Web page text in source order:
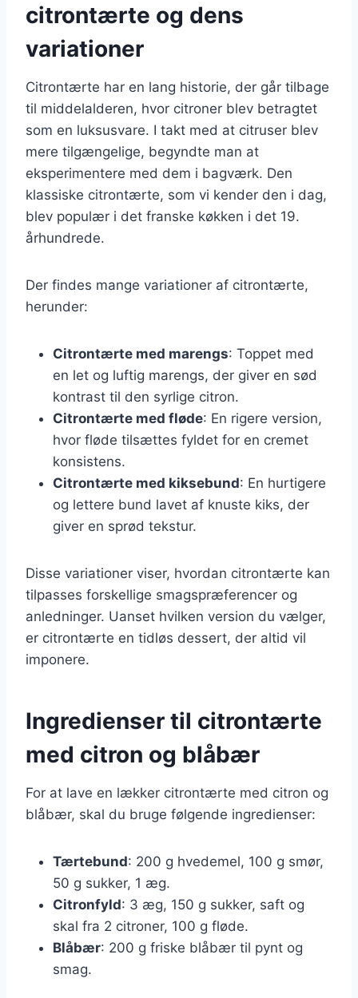
citrontærte og dens
variationer
Citrontærte har en lang historie, der går tilbage
til middelalderen, hvor citroner blev betragtet
som en luksusvare. I takt med at citruser blev
mere tilgængelige, begyndte man at
eksperimentere med dem i bagværk. Den
klassiske citrontærte, som vi kender den i dag,
blev populær i det franske køkken i det 19.
århundrede.
Der findes mange variationer af citrontærte,
herunder:
Citrontærte med marengs: Toppet med
en let og luftig marengs, der giver en sød
kontrast til den syrlige citron.
Citrontærte med fløde: En rigere version,
hvor fløde tilsættes fyldet for en cremet
konsistens.
Citrontærte med kiksebund: En hurtigere
og lettere bund lavet af knuste kiks, der
giver en sprød tekstur.
Disse variationer viser, hvordan citrontærte kan
tilpasses forskellige smagspræferencer og
anledninger. Uanset hvilken version du vælger,
er citrontærte en tidløs dessert, der altid vil
imponere.
Ingredienser til citrontærte
med citron og blåbær
For at lave en lækker citrontærte med citron og
blåbær, skal du bruge følgende ingredienser:
Tærtebund: 200 g hvedemel, 100 g smør,
50 g sukker, 1 æg.
Citronfyld: 3 æg, 150 g sukker, saft og
skal fra 2 citroner, 100 g fløde.
Blåbær: 200 g friske blåbær til pynt og
smag.